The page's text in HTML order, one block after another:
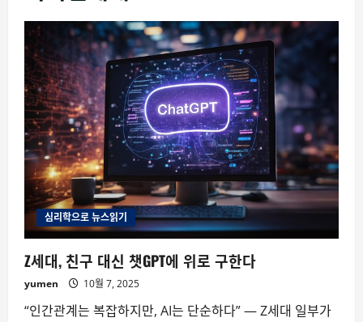
심리학으로 뉴스읽기
Z세대, 친구 대신 챗GPT에 위로 구한다
yumen 10월 7, 2025
“인간관계는 복잡하지만, AI는 단순하다” — Z세대 일부가